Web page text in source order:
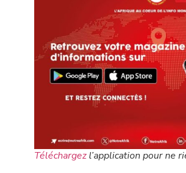
Téléchargezl’application pour ne